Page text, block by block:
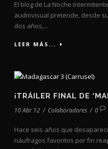
El blog de La Noche
audiovisual pretende, desde
dos años,...
LEER MÁS...
¡TRÁILER FINAL DE
10 Abr 12 / Colaboradores / 0
Hace seis años que
náufragos favoritos por fin